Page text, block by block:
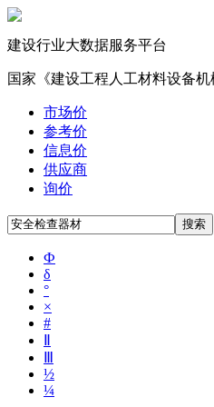
建设行业大数据服务平台
国家《建设工程人工材料设备
市场价
参考价
信息价
供应商
询价
Ф
δ
°
×
#
½
¼